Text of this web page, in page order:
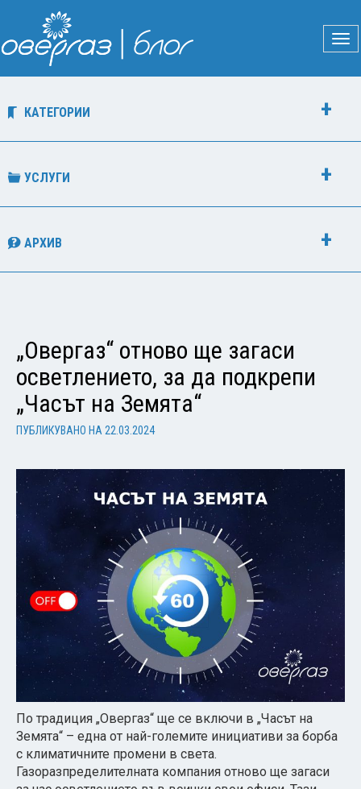
КАТЕГОРИИ
УСЛУГИ
АРХИВ
„Овергаз“ отново ще загаси
осветлението, за да подкрепи
„Часът на Земята“
ПУБЛИКУВАНО НА 22.03.2024
По традиция „Овергаз“ ще се включи в „Часът на
Земята“ – една от най-големите инициативи за борба
с климатичните промени в света.
Газоразпределителната компания отново ще загаси